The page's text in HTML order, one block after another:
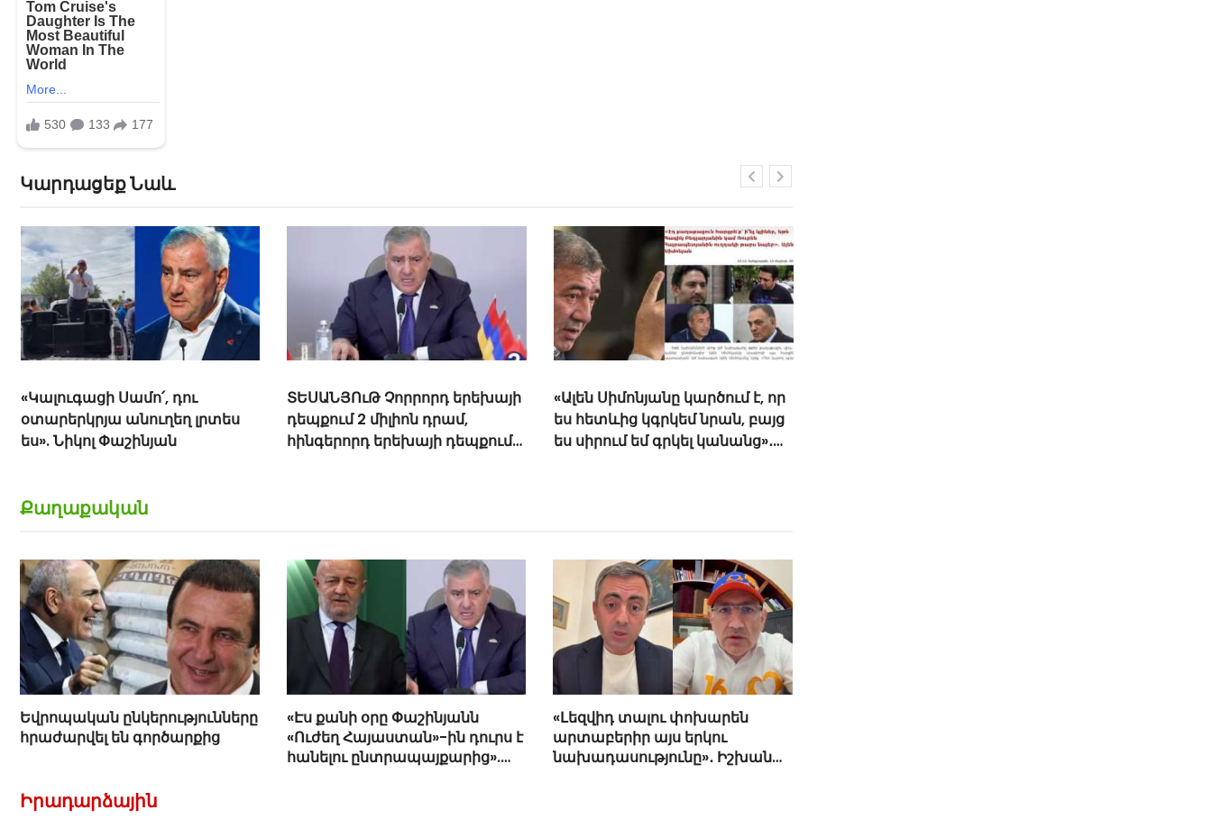
Կարդացեք Նաև
«Կալուգացի Սամո՛, դու
օտարերկրյա անուղեղ լրտես
ես». Նիկոլ Փաշինյան
ՏԵՍԱՆՅՈւԹ Չորրորդ երեխայի
դեպքում 2 միլիոն դրամ,
հինգերորդ երեխայի դեպքում
«Ալեն Սիմոնյանը կարծում է, որ
ես հետևից կգրկեմ նրան, բայց
ես սիրում եմ գրկել կանանց»․
Քաղաքական
Եվրոպական ընկերությունները
հրաժարվել են գործարքից
«Էս քանի օրը Փաշինյանն
«Ուժեղ Հայաստան»-ին դուրս է
հանելու ընտրապայքարից».
«Լեզվիդ տալու փոխարեն
արտաբերիր այս երկու
նախադասությունը»․ Իշխան
Իրադարձային